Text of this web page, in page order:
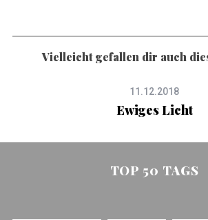
Vielleicht gefallen dir auch
11.12.2018
Ewiges Licht
TOP 50 TAGS